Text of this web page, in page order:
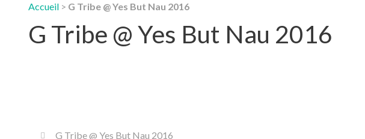
Accueil> G Tribe @ Yes But Nau 2016
G Tribe @ Yes But Nau 2016
G Tribe @ Yes But Nau 2016